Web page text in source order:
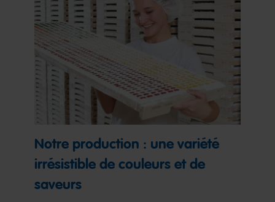
Notre production : une variété
irrésistible de couleurs et de
saveurs